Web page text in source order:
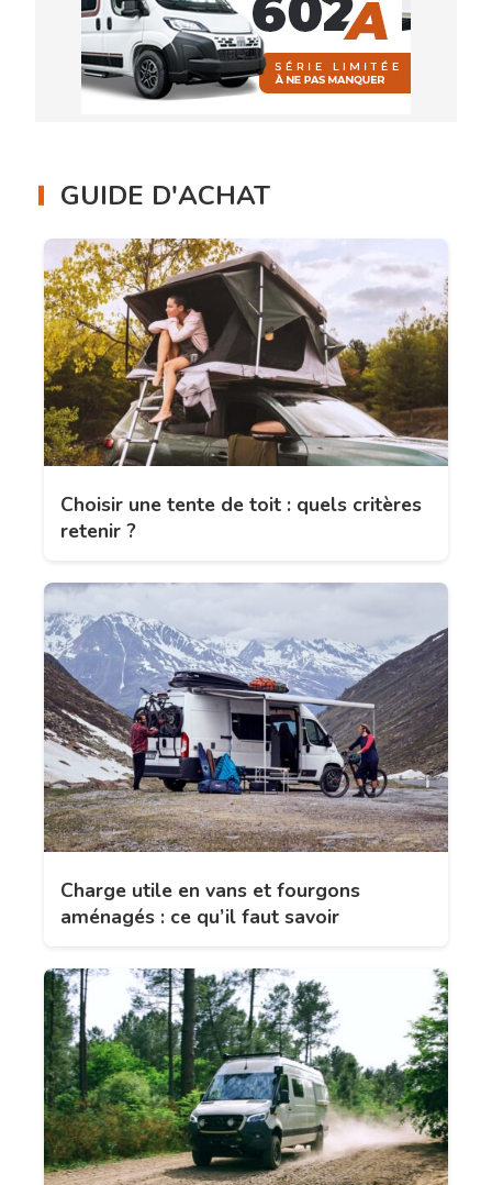
GUIDE D'ACHAT
Choisir une tente de toit : quels critères
retenir ?
Charge utile en vans et fourgons
aménagés : ce qu’il faut savoir